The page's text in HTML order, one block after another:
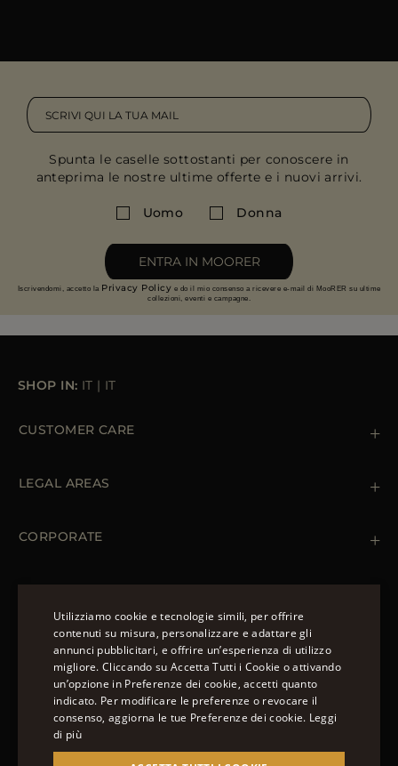
Spunta le caselle sottostanti per conoscere in
anteprima le nostre ultime offerte e i nuovi arrivi.
Uomo Donna
ENTRA IN MOORER
Iscrivendomi, accetto la Privacy Policy e do il mio consenso a ricevere e-mail di MooRER su ultime
collezioni, eventi e campagne.
SHOP IN: IT | IT
CUSTOMER CARE
Ordini e Pagamenti
LEGAL AREAS
Cookie Policy
Accessibility Statement
CORPORATE
CAPISPALLA
Piumini Invernali da Uomo
Piumini Invernali da Donna
Piumino 100 grammi
Piumini Estivi da Donna
SEGUICI
© 2022 – MOORER S.P.A – VIA XXV APRILE, 90 37014
ENGLISH
ITALIAN
FRENCH
Utilizziamo cookie e tecnologie simili, per offrire
contenuti su misura, personalizzare e adattare gli
annunci pubblicitari, e offrire un’esperienza di utilizzo
migliore. Cliccando su Accetta Tutti i Cookie o attivando
un’opzione in Preferenze dei cookie, accetti quanto
indicato. Per modificare le preferenze o revocare il
consenso, aggiorna le tue Preferenze dei cookie. Leggi
di più